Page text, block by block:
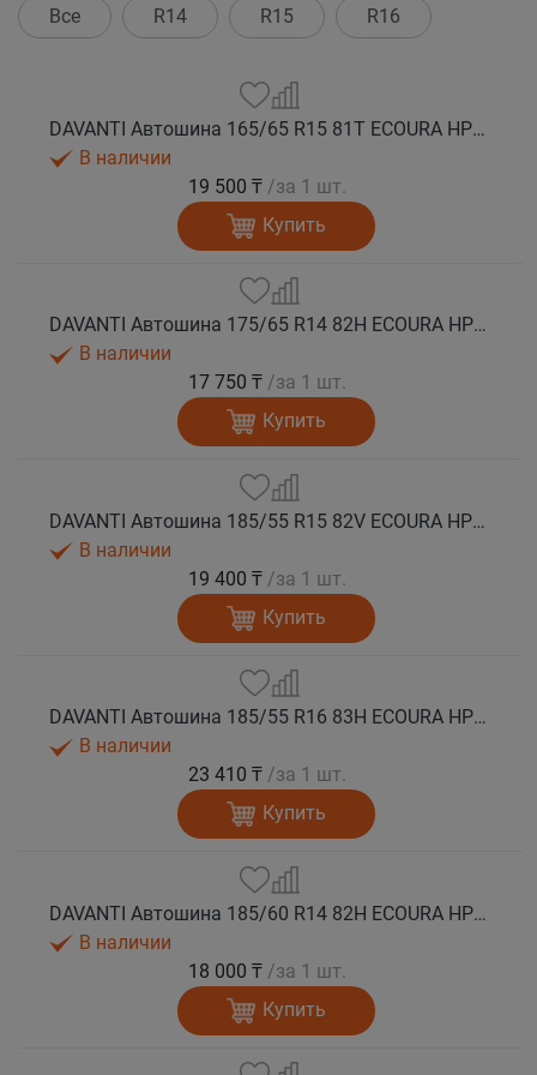
Все R14 R15 R16
DAVANTI Автошина 165/65 R15 81T ECOURA HP1C лето
В наличии
19 500 ₸ /за 1 шт.
Купить
DAVANTI Автошина 175/65 R14 82H ECOURA HP1C лето
В наличии
17 750 ₸ /за 1 шт.
Купить
DAVANTI Автошина 185/55 R15 82V ECOURA HP1C лето
В наличии
19 400 ₸ /за 1 шт.
Купить
DAVANTI Автошина 185/55 R16 83H ECOURA HP1C лето
В наличии
23 410 ₸ /за 1 шт.
Купить
DAVANTI Автошина 185/60 R14 82H ECOURA HP1C лето
В наличии
18 000 ₸ /за 1 шт.
Купить